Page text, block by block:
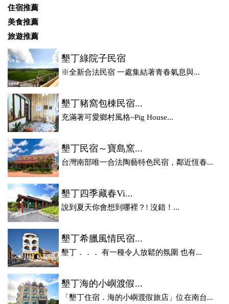
住宿推薦
美食推薦
旅遊推薦
墾丁綠院子民宿
※全新合法民宿 一處集結著青春氣息與...
墾丁豬窩包棟民宿...
充滿著可愛鄉村風格~Pig House...
墾丁民宿～寶島窯...
台灣南部唯一合法陶藝特色民宿，鄰近恆春...
墾丁四季藏春Vi...
說到夏天你會想到哪裡？! 沒錯！...
墾丁希臘風情民宿...
墾丁．．． 有一種令人放鬆的氛圍 也有...
墾丁海的小嶼渡假...
「墾丁住宿．海的小嶼渡假旅店」位在南台...